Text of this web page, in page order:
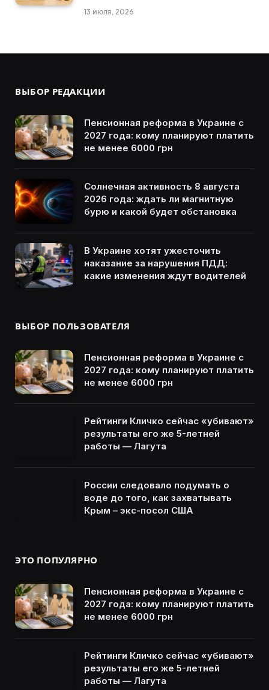
13 июля, 2026
ВЫБОР РЕДАКЦИИ
Пенсионная реформа в Украине с
2027 года: кому планируют платить
не менее 6000 грн
Солнечная активность 8 августа
2026 года: ждать ли магнитную
бурю и какой будет обстановка
В Украине хотят ужесточить
наказание за нарушения ПДД:
какие изменения ждут водителей
ВЫБОР ПОЛЬЗОВАТЕЛЯ
Пенсионная реформа в Украине с
2027 года: кому планируют платить
не менее 6000 грн
Рейтинги Кличко сейчас «убивают»
результаты его же 5-летней
работы — Лагута
России следовало подумать о
воде до того, как захватывать
Крым – экс-посол США
ЭТО ПОПУЛЯРНО
Пенсионная реформа в Украине с
2027 года: кому планируют платить
не менее 6000 грн
Рейтинги Кличко сейчас «убивают»
результаты его же 5-летней
работы — Лагута